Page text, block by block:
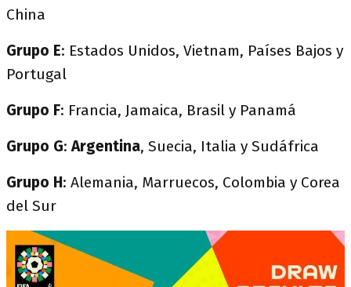
China
Grupo E: Estados Unidos, Vietnam, Países Bajos y
Portugal
Grupo F: Francia, Jamaica, Brasil y Panamá
Grupo G:Argentina, Suecia, Italia y Sudáfrica
Grupo H: Alemania, Marruecos, Colombia y Corea
del Sur